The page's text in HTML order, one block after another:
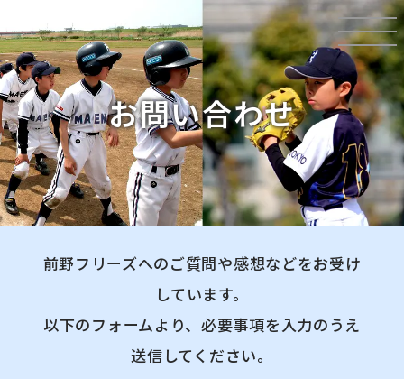
toggle
お問い合わせ
前野フリーズへのご質問や感想などをお受け
しています。
以下のフォームより、 必要事項を入力のうえ
送信してください。